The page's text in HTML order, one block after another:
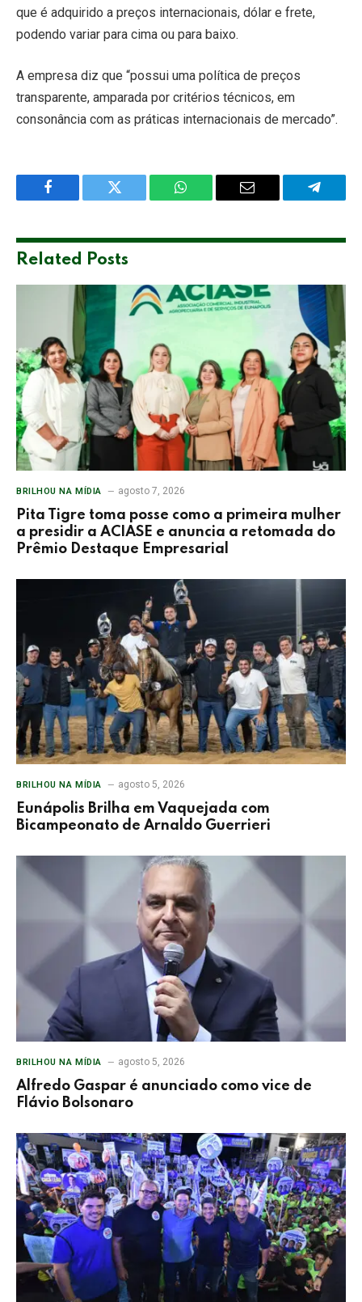
que é adquirido a preços internacionais, dólar e frete,
podendo variar para cima ou para baixo.
A empresa diz que “possui uma política de preços
transparente, amparada por critérios técnicos, em
consonância com as práticas internacionais de mercado”.
Facebook Twitter WhatsApp Email
Related Posts
BRILHOU NA MÍDIA agosto 7, 2026
Pita Tigre toma posse como a primeira mulher
a presidir a ACIASE e anuncia a retomada do
Prêmio Destaque Empresarial
BRILHOU NA MÍDIA agosto 5, 2026
Eunápolis Brilha em Vaquejada com
Bicampeonato de Arnaldo Guerrieri
BRILHOU NA MÍDIA agosto 5, 2026
Alfredo Gaspar é anunciado como vice de
Flávio Bolsonaro